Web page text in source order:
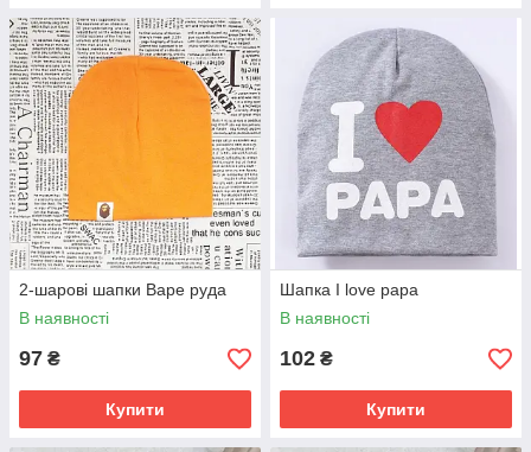
2-шарові шапки Варе руда
В наявності
97 ₴
Купити
Шапка I love papa
В наявності
102 ₴
Купити